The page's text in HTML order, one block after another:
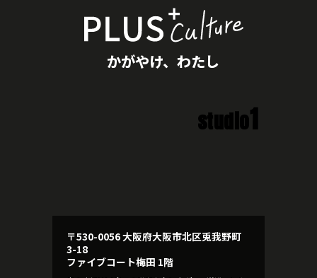
かがやけ、わたし
studio1
〒530-0056 大阪府大阪市北区兎我野町
3-18
ファイブコート梅田 1階